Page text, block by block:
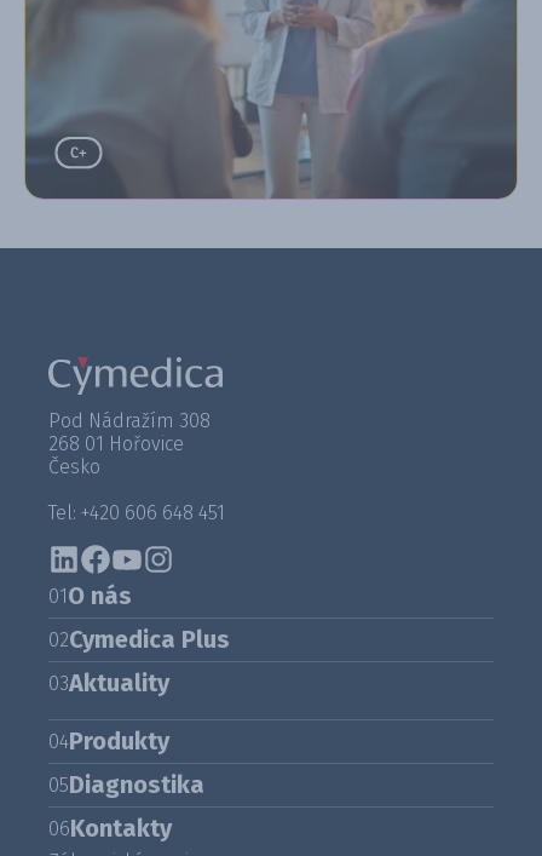
Pod Nádražím 308
268 01 Hořovice
Česko
Tel: +420 606 648 451
01O nás
02Cymedica Plus
03Aktuality
04Produkty
05Diagnostika
06Kontakty